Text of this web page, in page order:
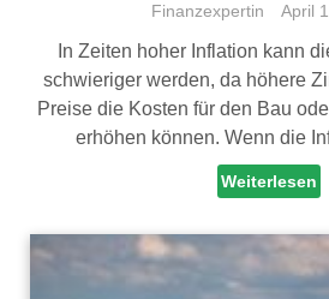
Finanzexpertin April
In Zeiten hoher Inflation kann
schwieriger werden, da höhere
Preise die Kosten für den Bau
erhöhen können. Wenn die
Weiterlesen